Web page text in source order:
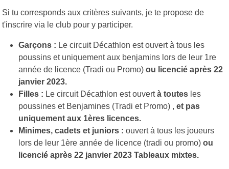
Si tu corresponds aux critères suivants, je te propose de
t'inscrire via le club pour y participer.
Garçons : Le circuit Décathlon est ouvert à tous les
poussins et uniquement aux benjamins lors de leur 1re
année de licence (Tradi ou Promo) ou licencié après 22
janvier 2023.
Filles : Le circuit Décathlon est ouvertà toutes les
poussines et Benjamines (Tradi et Promo) , et pas
uniquement aux 1ères licences.
Minimes, cadets et juniors : ouvert à tous les joueurs
lors de leur 1ère année de licence (tradi ou promo) ou
licencié après 22 janvier 2023 Tableaux mixtes.